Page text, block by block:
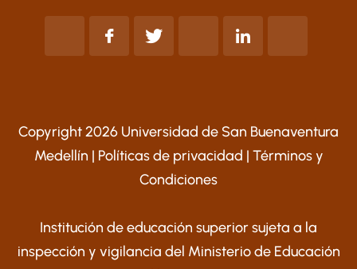
Copyright 2026 Universidad de San Buenaventura
Medellín | Políticas de privacidad | Términos y
Condiciones
Institución de educación superior sujeta a la
inspección y vigilancia del Ministerio de Educación